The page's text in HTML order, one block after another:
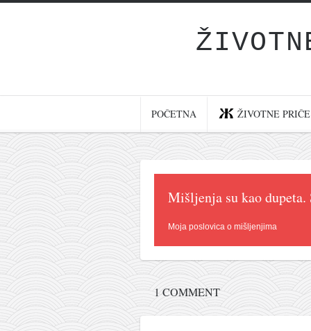
POČETNA ŽIVOTNE PRIČE
internet poslovanje
ishranom do zdravlja
moj haiku
momenti i mesta
bonus sadržaj
Svetlopis
zakonopravilo
duhovni otac
pravoslavlje
Mišljenja su kao dupeta.
Moja poslovica o mišljenjima
1 COMMENT